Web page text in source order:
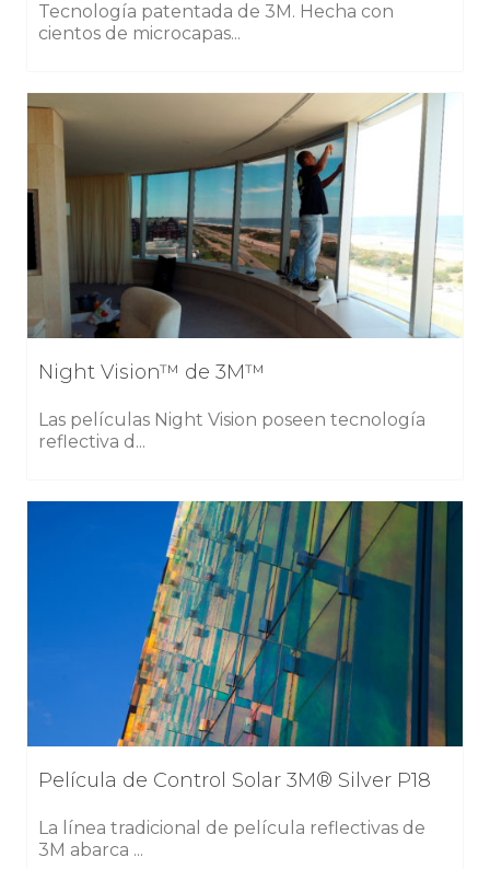
Tecnología patentada de 3M. Hecha con
cientos de microcapas...
Night Vision™ de 3M™
Las películas Night Vision poseen tecnología
reflectiva d...
Película de Control Solar 3M® Silver P18
La línea tradicional de película reflectivas de
3M abarca ...